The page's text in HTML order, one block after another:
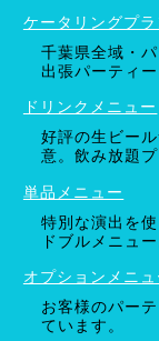
ケータリングプラ
千葉県全域・
出張パーティ
ドリンクメニュー
好評の生ビー
意。飲み放題プ
単品メニュー
特別な演出を
ドブルメニュ
オプションメニュ
お客様のパー
ています。